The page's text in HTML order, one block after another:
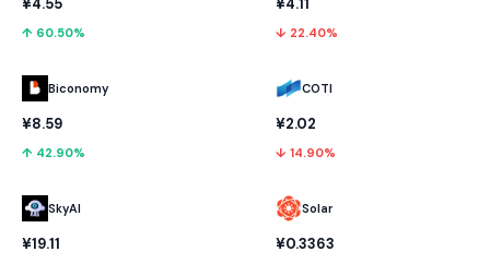
¥4.55
↑ 60.50%
Biconomy
¥8.59
↑ 42.90%
SkyAI
¥19.11
¥4.11
↓ 22.40%
COTI
¥2.02
↓ 14.90%
Solar
¥0.3363